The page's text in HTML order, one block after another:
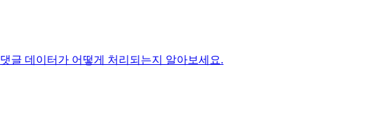
댓글 데이터가 어떻게 처리되는지 알아보세요.